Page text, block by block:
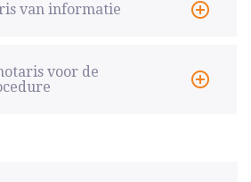
van informatie
voor de